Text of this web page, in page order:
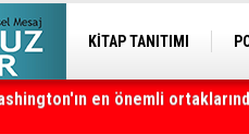
KİTAP TANITIMI
Kürdistan herkesin ortak